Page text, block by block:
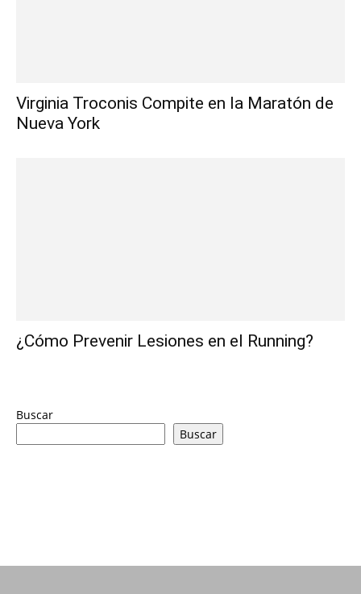
Virginia Troconis Compite en la Maratón de
Nueva York
¿Cómo Prevenir Lesiones en el Running?
Buscar
Buscar